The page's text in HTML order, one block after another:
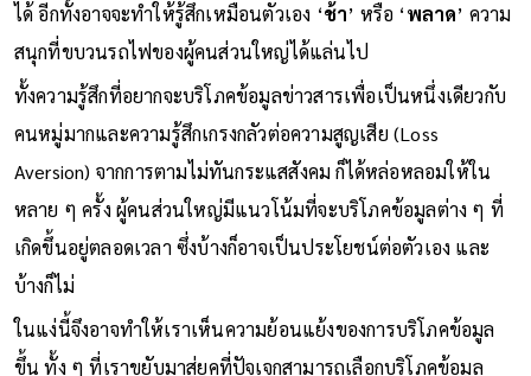
ได้ อีกทั้งอาจจะทำให้รู้สึกเหมือนตัวเอง ‘ช้า’ หรือ ‘พลาด’ ความ
สนุกที่ขบวนรถไฟของผู้คนส่วนใหญ่ได้แล่นไป
ทั้งความรู้สึกที่อยากจะบริโภคข้อมูลข่าวสารเพื่อเป็นหนึ่งเดียวกับ
คนหมู่มากและความรู้สึกเกรงกลัวต่อความสูญเสีย (Loss
Aversion) จากการตามไม่ทันกระแสสังคม ก็ได้หล่อหลอมให้ใน
หลาย ๆ ครั้ง ผู้คนส่วนใหญ่มีแนวโน้มที่จะบริโภคข้อมูลต่าง ๆ ที่
เกิดขึ้นอยู่ตลอดเวลา ซึ่งบ้างก็อาจเป็นประโยชน์ต่อตัวเอง และ
บ้างก็ไม่
ในแง่นี้จึงอาจทำให้เราเห็นความย้อนแย้งของการบริโภคข้อมูล
ขึ้น ทั้ง ๆ ที่เราขยับมาสู่ยุคที่ปัจเจกสามารถเลือกบริโภคข้อมูล